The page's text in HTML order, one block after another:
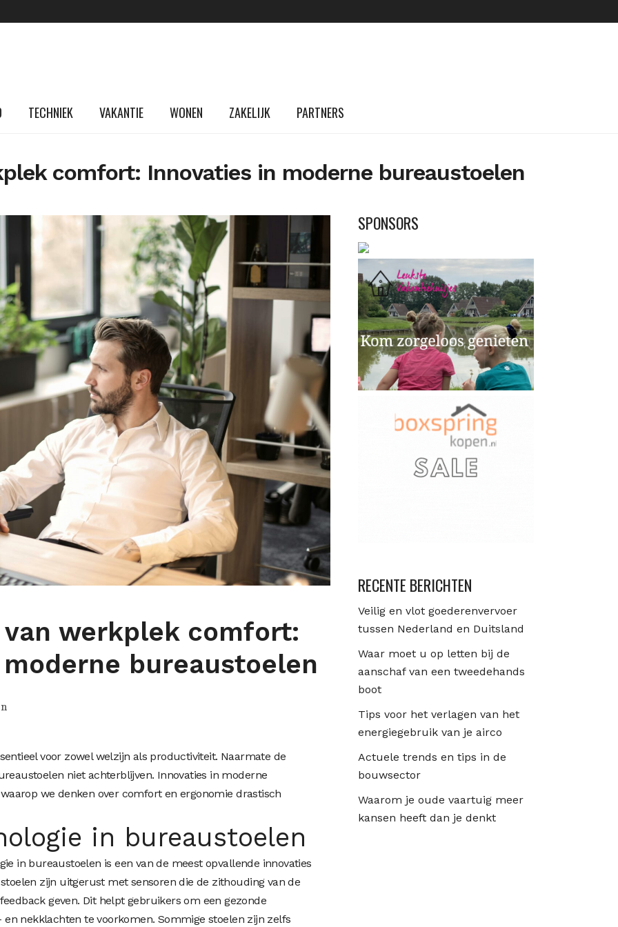
TECHNIEK VAKANTIE WONEN ZAKELIJK PARTNERS
comfort: Innovaties in moderne bureaustoelen
werkplek comfort:
bureaustoelen
voor zowel welzijn als productiviteit. Naarmate de
niet achterblijven. Innovaties in moderne
we denken over comfort en ergonomie drastisch
in bureaustoelen
in bureaustoelen is een van de meest opvallende innovaties
zijn uitgerust met sensoren die de zithouding van de
geven. Dit helpt gebruikers om een gezonde
nekklachten te voorkomen. Sommige stoelen zijn zelfs
SPONSORS
RECENTE BERICHTEN
Veilig en vlot goederenvervoer
tussen Nederland en Duitsland
Waar moet u op letten bij de
aanschaf van een tweedehands
boot
Tips voor het verlagen van het
energiegebruik van je airco
Actuele trends en tips in de
bouwsector
Waarom je oude vaartuig meer
kansen heeft dan je denkt